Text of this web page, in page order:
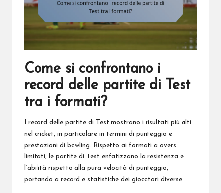
Come si confrontano i
record delle partite di Test
tra i formati?
I record delle partite di Test mostrano i risultati più alti
nel cricket, in particolare in termini di punteggio e
prestazioni di bowling. Rispetto ai formati a overs
limitati, le partite di Test enfatizzano la resistenza e
l’abilità rispetto alla pura velocità di punteggio,
portando a record e statistiche dei giocatori diverse.